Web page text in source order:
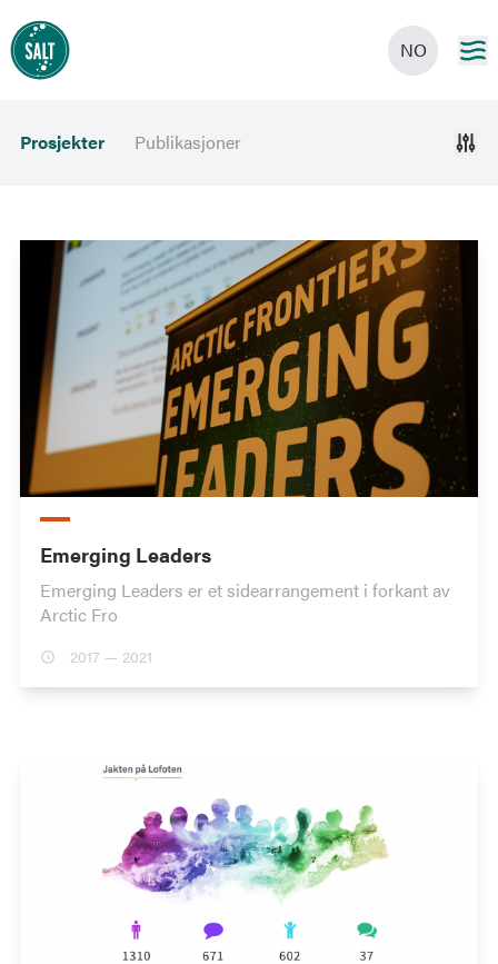
NO
Prosjekter Publikasjoner
Emerging Leaders
Emerging Leaders er et sidearrangement i forkant av
Arctic Fro
2017 — 2021